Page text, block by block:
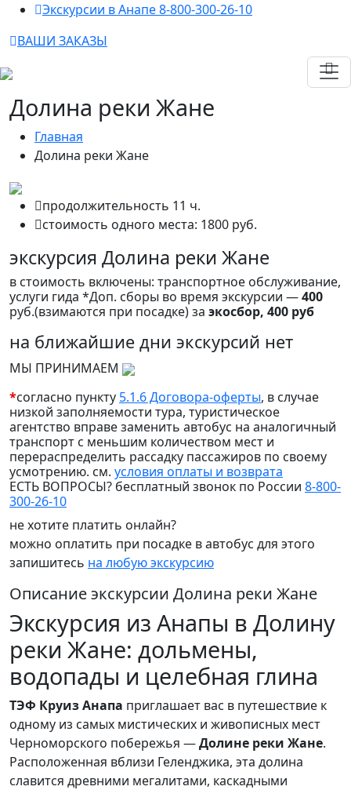
Экскурсии в Анапе 8-800-300-26-10
ВАШИ ЗАКАЗЫ
Долина реки Жане
Главная
Долина реки Жане
продолжительность 11 ч.
стоимость одного места: 1800 руб.
экскурсия Долина реки Жане
в стоимость включены: транспортное обслуживание,
услуги гида *Доп. сборы во время экскурсии —400
руб.(взимаются при посадке) за экосбор, 400 руб
на ближайшие дни экскурсий нет
МЫ ПРИНИМАЕМ
*согласно пункту 5.1.6 Договора-оферты, в случае
низкой заполняемости тура, туристическое
агентство вправе заменить автобус на аналогичный
транспорт с меньшим количеством мест и
перераспределить рассадку пассажиров по своему
усмотрению. см. условия оплаты и возврата
ЕСТЬ ВОПРОСЫ? бесплатный звонок по России 8-800-
300-26-10
не хотите платить онлайн?
можно оплатить при посадке в автобус для этого
запишитесь на любую экскурсию
Описание экскурсии Долина реки Жане
Экскурсия из Анапы в Долину
реки Жане: дольмены,
водопады и целебная глина
ТЭФ Круиз Анапа приглашает вас в путешествие к
одному из самых мистических и живописных мест
Черноморского побережья —Долине реки Жане.
Расположенная вблизи Геленджика, эта долина
славится древними мегалитами, каскадными